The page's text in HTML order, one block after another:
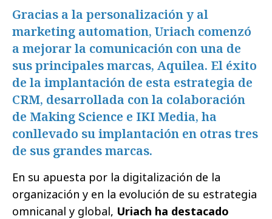
Gracias a la personalización y al
marketing automation, Uriach comenzó
a mejorar la comunicación con una de
sus principales marcas, Aquilea. El éxito
de la implantación de esta estrategia de
CRM, desarrollada con la colaboración
de Making Science e IKI Media, ha
conllevado su implantación en otras tres
de sus grandes marcas.
En su apuesta por la digitalización de la
organización y en la evolución de su estrategia
omnicanal y global, Uriach ha destacado